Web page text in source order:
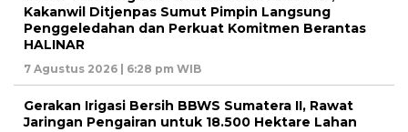
Kakanwil Ditjenpas Sumut Pimpin Langsung
Penggeledahan dan Perkuat Komitmen Berantas
HALINAR
7 Agustus 2026 | 6:28 pm WIB
Gerakan Irigasi Bersih BBWS Sumatera II, Rawat
Jaringan Pengairan untuk 18.500 Hektare Lahan